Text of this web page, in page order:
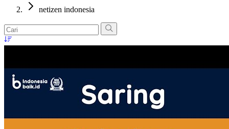
netizen indonesia